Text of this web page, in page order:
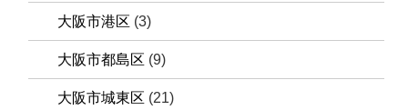
大阪市港区 (3)
大阪市都島区 (9)
大阪市城東区 (21)